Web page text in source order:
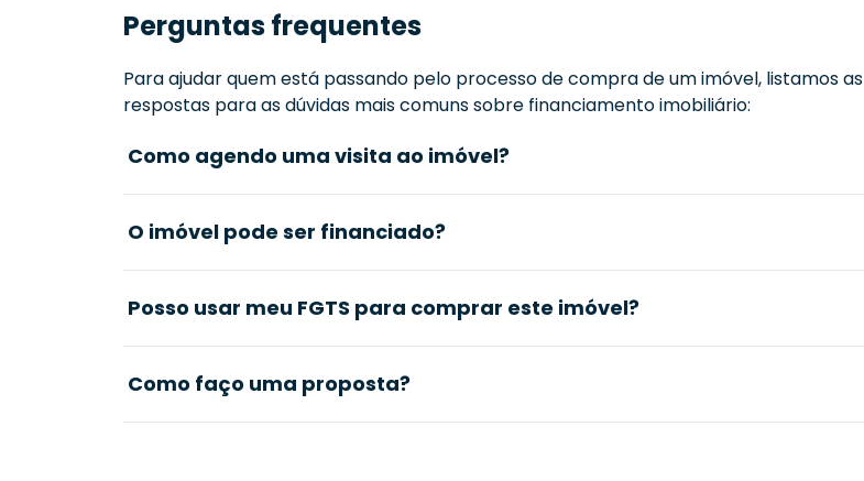
Perguntas frequentes
Para ajudar quem está passando pelo processo de compra de um imóvel, listamos as
respostas para as dúvidas mais comuns sobre financiamento imobiliário:
Como agendo uma visita ao imóvel?
O imóvel pode ser financiado?
Posso usar meu FGTS para comprar este imóvel?
Como faço uma proposta?